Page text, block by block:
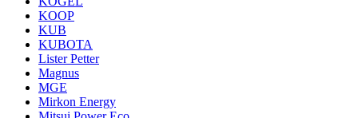
KOOP
KUB
KUBOTA
Lister Petter
Magnus
MGE
Mirkon Energy